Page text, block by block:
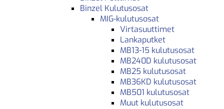
Binzel Kulutusosat
MIG-kulutusosat
Virtasuuttimet
Lankaputket
MB13-15 kulutusosat
MB240D kulutusosat
MB25 kulutusosat
MB36KD kulutusosat
MB501 kulutusosat
Muut kulutusosat